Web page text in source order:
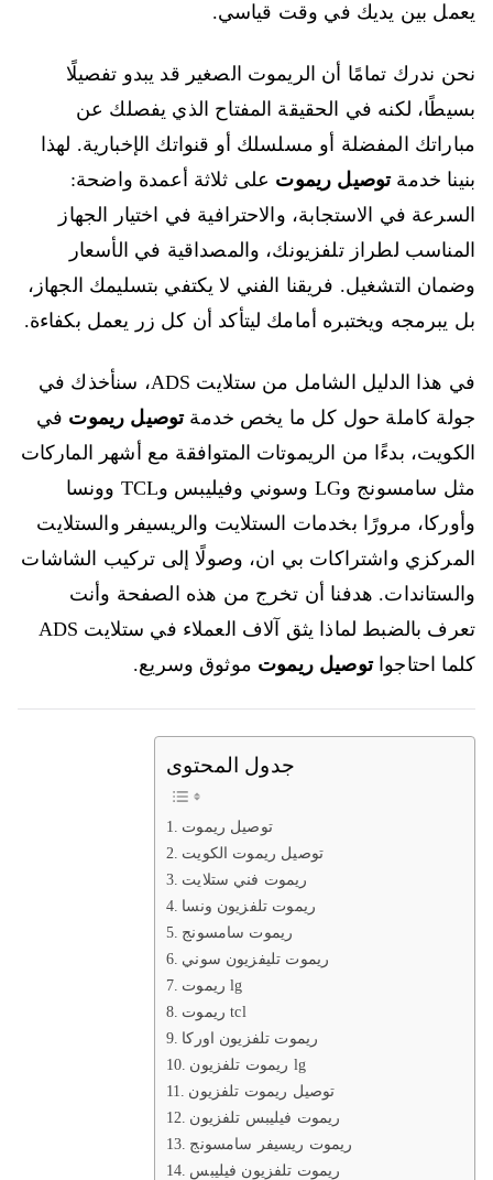
يعمل بين يديك في وقت قياسي.
نحن ندرك تمامًا أن الريموت الصغير قد يبدو تفصيلًا
بسيطًا، لكنه في الحقيقة المفتاح الذي يفصلك عن
مباراتك المفضلة أو مسلسلك أو قنواتك الإخبارية. لهذا
بنينا خدمةتوصيل ريموت على ثلاثة أعمدة واضحة:
السرعة في الاستجابة، والاحترافية في اختيار الجهاز
المناسب لطراز تلفزيونك، والمصداقية في الأسعار
وضمان التشغيل. فريقنا الفني لا يكتفي بتسليمك الجهاز،
بل يبرمجه ويختبره أمامك ليتأكد أن كل زر يعمل بكفاءة.
في هذا الدليل الشامل من ستلايت ADS، سنأخذك في
جولة كاملة حول كل ما يخص خدمةتوصيل ريموت في
الكويت، بدءًا من الريموتات المتوافقة مع أشهر الماركات
مثل سامسونج وLG وسوني وفيليبس وTCL وونسا
وأوركا، مرورًا بخدمات الستلايت والريسيفر والستلايت
المركزي واشتراكات بي ان، وصولًا إلى تركيب الشاشات
والستاندات. هدفنا أن تخرج من هذه الصفحة وأنت
تعرف بالضبط لماذا يثق آلاف العملاء في ستلايت ADS
كلما احتاجواتوصيل ريموت موثوق وسريع.
جدول المحتوى
توصيل ريموت
توصيل ريموت الكويت
ريموت فني ستلايت
ريموت تلفزيون ونسا
ريموت سامسونج
ريموت تليفزيون سوني
ريموت lg
ريموت tcl
ريموت تلفزيون اوركا
ريموت تلفزيون lg
توصيل ريموت تلفزيون
ريموت فيليبس تلفزيون
ريموت ريسيفر سامسونج
ريموت تلفزيون فيليبس